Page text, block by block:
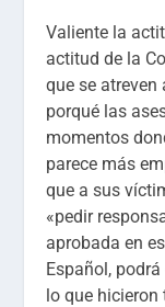
Valiente la
actitud de la
que se atreven
porqué las
momentos
parece más
que a sus
«pedir
aprobada en
Español,
lo que